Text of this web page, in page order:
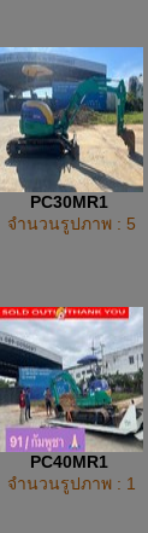
PC30MR1
จำนวนรูปภาพ : 5
PC40MR1
จำนวนรูปภาพ : 1